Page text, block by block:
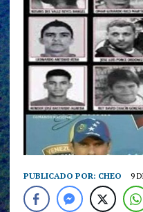
PUBLICADO POR: CHEO 9